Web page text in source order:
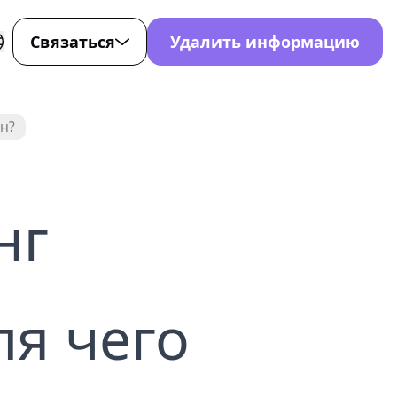
Связаться
107-7872
221-4353
Удалить информацию
чего